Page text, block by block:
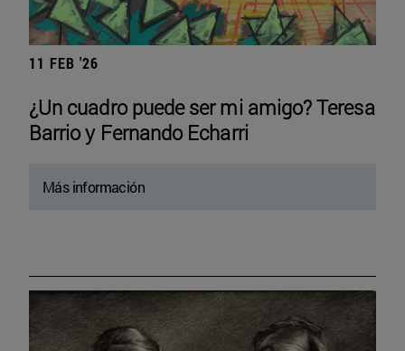
11 FEB '26
¿Un cuadro puede ser mi amigo? Teresa
Barrio y Fernando Echarri
Más información